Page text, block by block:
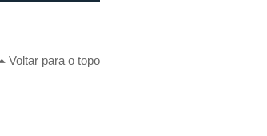
Voltar para o topo